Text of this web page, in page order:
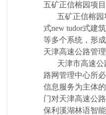
五矿正信榕园项
五矿正信榕园
式new tudor式建
等多个系统，形
天津高速公路管
天津市高速公
路网管理中心所
信息服务为主体
门对天津高速公
保利溪湖林语智